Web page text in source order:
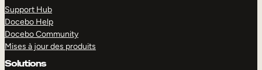
Support Hub
Docebo Help
Docebo Community
Mises à jour des produits
Solutions